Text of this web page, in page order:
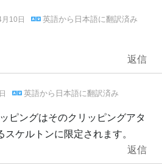
10日 英語から 日本語に翻訳済み
返信
英語から 日本語に翻訳済み
ピングはそのクリッピングアタ
ケルトンに限定されます。
返信